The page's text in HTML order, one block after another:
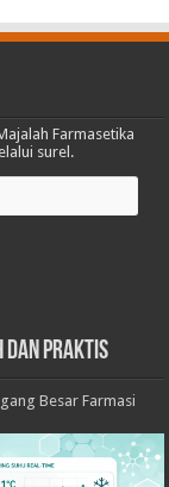
Farmasetika
surel.
dan Praktis
Besar Farmasi